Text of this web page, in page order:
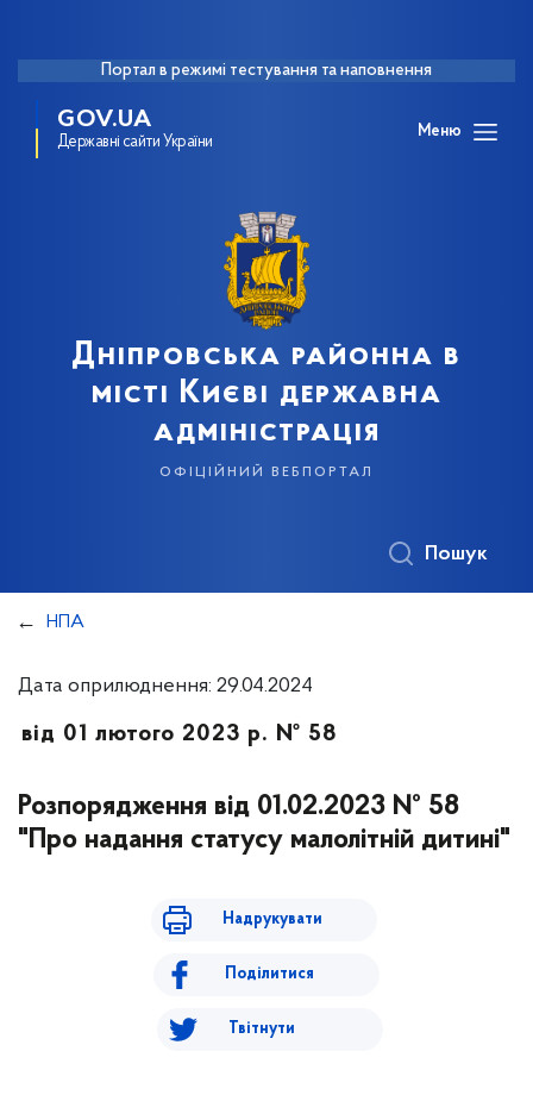
Портал в режимі тестування та наповнення
GOV.UA
Державні сайти України
Меню
Дніпровська районна в
місті Києві державна
адміністрація
офіційний вебпортал
Пошук
НПА
Дата оприлюднення: 29.04.2024
від 01 лютого 2023 р. № 58
Розпорядження від 01.02.2023 № 58
"Про надання статусу малолітній дитині"
Надрукувати
Поділитися
Твітнути